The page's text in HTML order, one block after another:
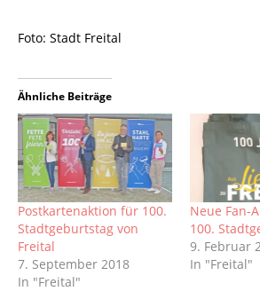
Foto: Stadt Freital
Ähnliche Beiträge
Postkartenaktion für 100.
Stadtgeburtstag von
Freital
7. September 2018
In "Freital"
Neue Fan-
100.
9. Februar
In "Freital"